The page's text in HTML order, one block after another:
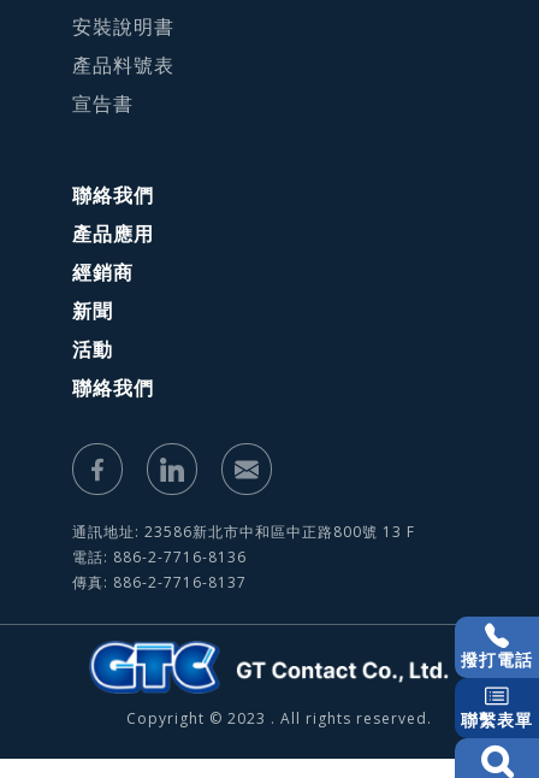
安裝說明書
產品料號表
宣告書
聯絡我們
產品應用
經銷商
新聞
活動
聯絡我們
通訊地址: 23586新北市中和區中正路800號 13 F
電話: 886-2-7716-8136
傳真: 886-2-7716-8137
Copyright © 2023 . All rights reserved.
撥打電話
聯繫表單